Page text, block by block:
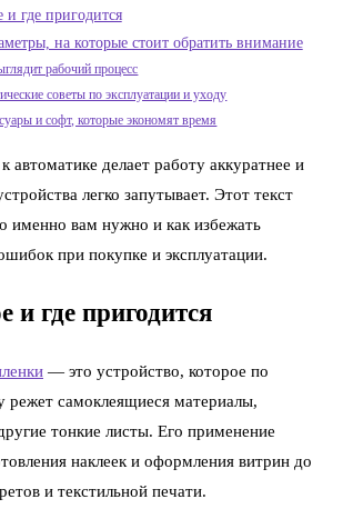
и где пригодится
на которые стоит обратить внимание
рабочий процесс
советы по эксплуатации и уходу
и софт, которые экономят время
автоматике делает работу аккуратнее и
легко запутывает. Этот текст
именно вам нужно и как избежать
при покупке и эксплуатации.
и где пригодится
— это устройство, которое по
режет самоклеящиеся материалы,
тонкие листы. Его применение
наклеек и оформления витрин до
и текстильной печати.